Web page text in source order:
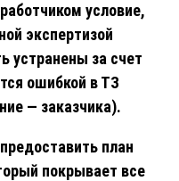
условие,
экспертизой
устранены за счет
ошибкой в ТЗ
— заказчика).
план
покрывает все